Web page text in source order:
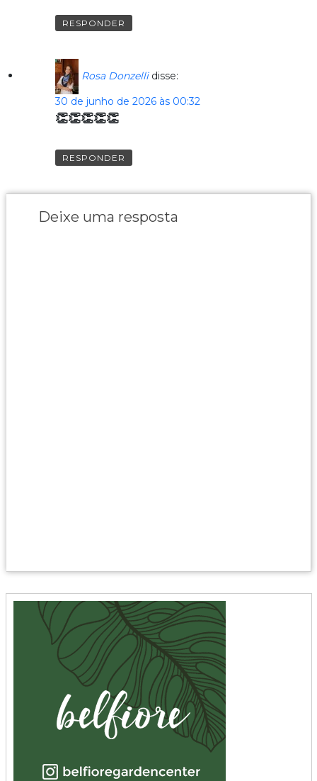
RESPONDER
Rosa Donzelli disse:
30 de junho de 2026 às 00:32
👏👏👏👏👏
RESPONDER
Deixe uma resposta